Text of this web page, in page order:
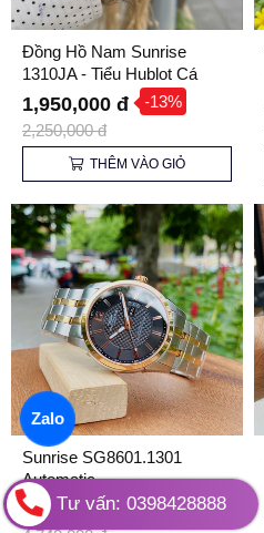
Đồng Hồ Nam Sunrise
1310JA - Tiểu Hublot Cá
Tính
1,950,000 đ -13%
2,250,000 đ
THÊM VÀO GIỎ
Sunrise SG8601.1301
Automatic
4,250,000 đ -10%
Tư vấn: 0398428888
Zalo